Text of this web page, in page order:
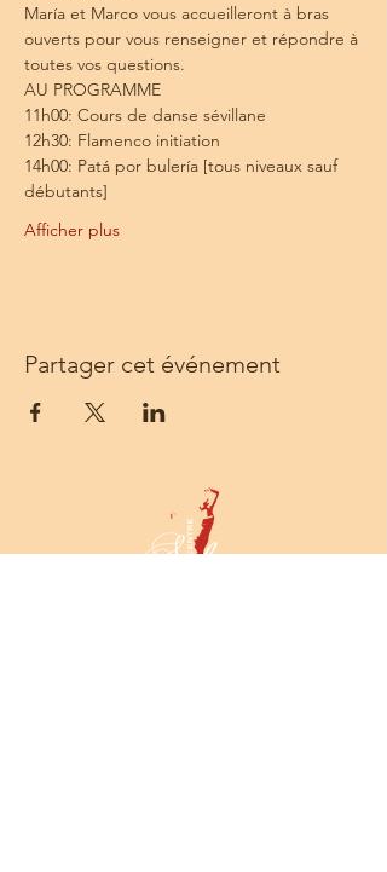
María et Marco vous accueilleront à bras
ouverts pour vous renseigner et répondre à
toutes vos questions.
AU PROGRAMME
11h00: Cours de danse sévillane
12h30: Flamenco initiation
14h00: Patá por bulería [tous niveaux sauf
débutants]
Afficher plus
Partager cet événement